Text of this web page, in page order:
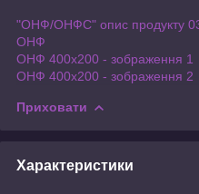
"ОНФ/ОНФС" опис продукту
ОНФ
ОНФ 400x200 - зображення 1
ОНФ 400x200 - зображення 2
Приховати
Характеристики